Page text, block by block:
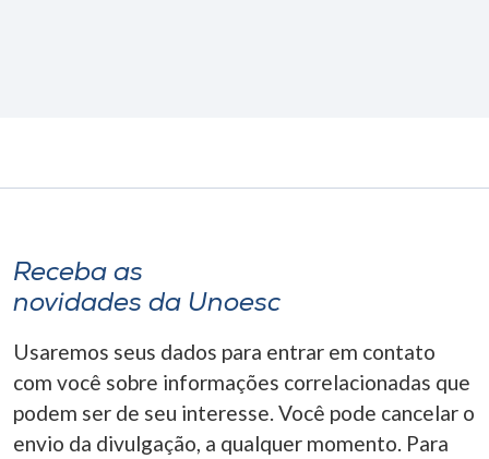
Receba as
novidades da Unoesc
Usaremos seus dados para entrar em contato
com você sobre informações correlacionadas que
podem ser de seu interesse. Você pode cancelar o
envio da divulgação, a qualquer momento. Para